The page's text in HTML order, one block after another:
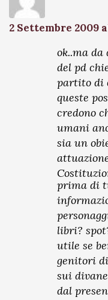
2 Settembre 2009
ok..ma
del pd
partito di
queste
credono
umani
sia un
prima di
libri?
utile se
genitori
sui
dal